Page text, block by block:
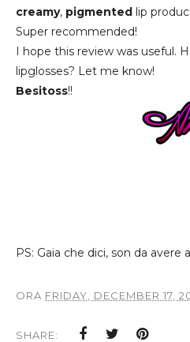
creamy, pigmented lip
Super recommended!
I hope this review was useful.
lipglosses? Let me know!
Besitoss!!
PS: Gaia che dici, son da avere
ORA FRIDAY, DECEMBER 17,
SHARE: